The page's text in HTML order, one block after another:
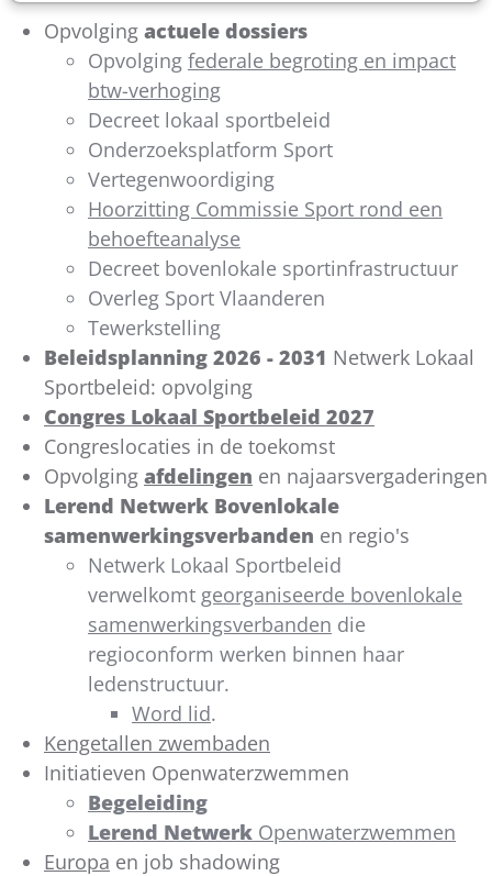
Opvolging actuele dossiers
Opvolging federale begroting en impact
btw-verhoging
Decreet lokaal sportbeleid
Onderzoeksplatform Sport
Vertegenwoordiging
Hoorzitting Commissie Sport rond een
behoefteanalyse
Decreet bovenlokale sportinfrastructuur
Overleg Sport Vlaanderen
Tewerkstelling
Beleidsplanning 2026 - 2031 Netwerk Lokaal
Sportbeleid: opvolging
Congres Lokaal Sportbeleid 2027
Congreslocaties in de toekomst
Opvolging afdelingen en najaarsvergaderingen
Lerend Netwerk Bovenlokale
samenwerkingsverbanden en regio's
Netwerk Lokaal Sportbeleid
verwelkomt georganiseerde bovenlokale
samenwerkingsverbanden die
regioconform werken binnen haar
ledenstructuur.
Word lid.
Kengetallen zwembaden
Initiatieven Openwaterzwemmen
Begeleiding
Lerend Netwerk Openwaterzwemmen
Europa en job shadowing